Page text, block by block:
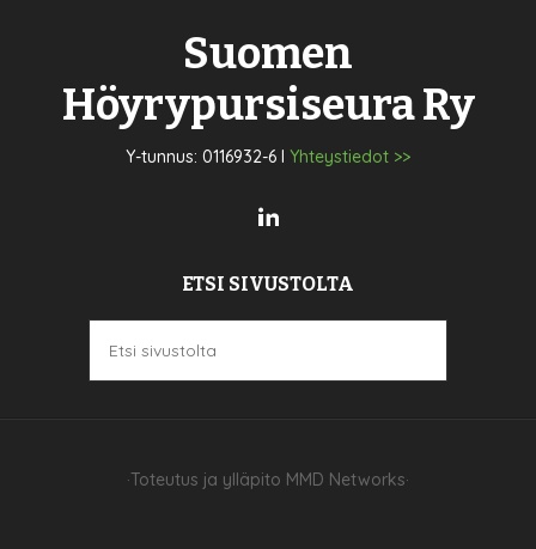
Suomen
Höyrypursiseura Ry
Y-tunnus: 0116932-6 I Yhteystiedot >>
ETSI SIVUSTOLTA
·Toteutus ja ylläpito MMD Networks·